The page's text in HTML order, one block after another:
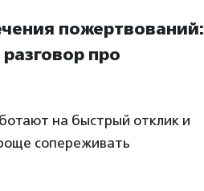
пожертвований:
про
на быстрый отклик и
сопереживать